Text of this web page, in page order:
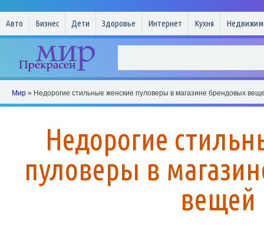
Авто Бизнес Дети Здоровье Интернет Кухня
Мир » Недорогие стильные женские пуловеры в магазине брендовых
Недорогие
пуловеры в
вещей